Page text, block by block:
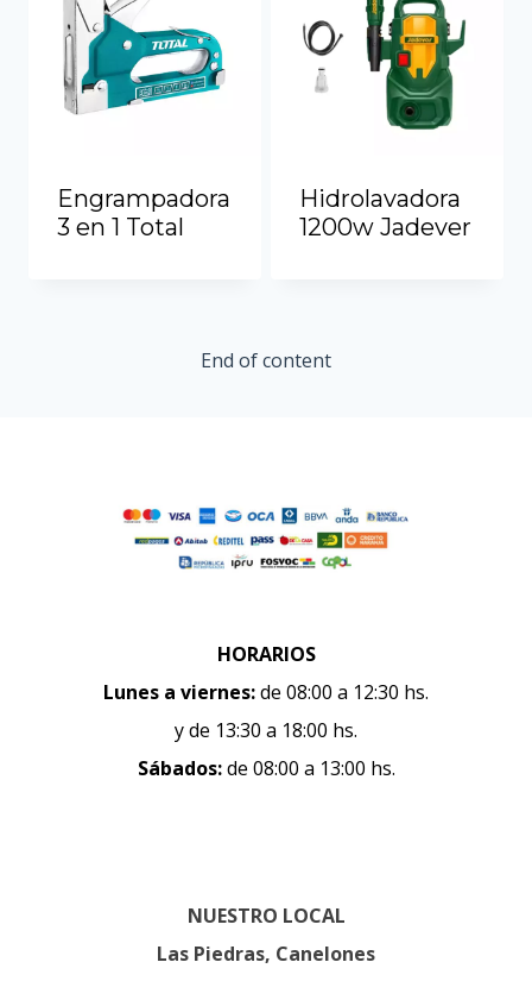
Engrampadora
3 en 1 Total
Hidrolavadora
1200w Jadever
End of content
HORARIOS
Lunes a viernes:de 08:00 a 12:30 hs.
y de 13:30 a 18:00 hs.
Sábados:de 08:00 a 13:00 hs.
NUESTRO LOCAL
Las Piedras, Canelones